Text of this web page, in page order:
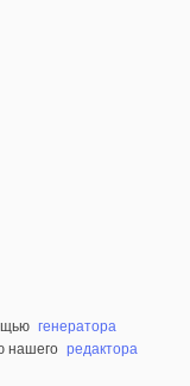
генератора
нашего редактора